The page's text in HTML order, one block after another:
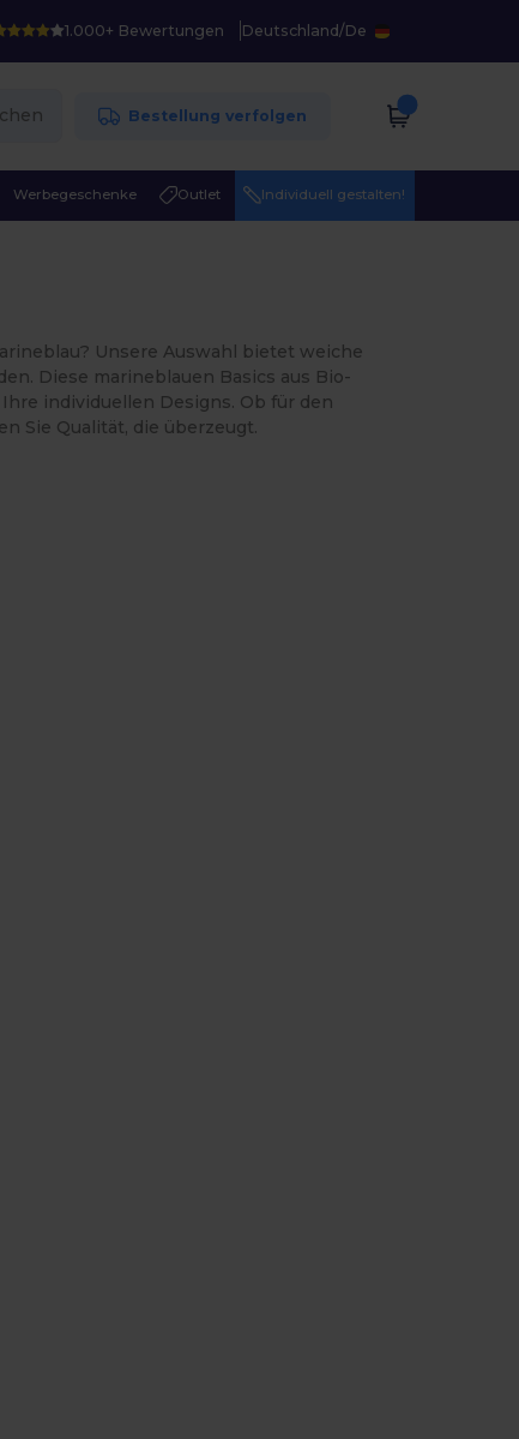
1.000+ Bewertungen Deutschland/De
Bestellung verfolgen
Werbegeschenke Outlet Individuell gestalten!
Unsere Auswahl bietet weiche
Diese marineblauen Basics aus Bio-
individuellen Designs. Ob für den
Sie Qualität, die überzeugt.